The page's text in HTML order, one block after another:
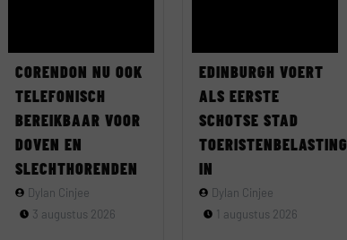
CORENDON NU OOK
TELEFONISCH
BEREIKBAAR VOOR
DOVEN EN
SLECHTHORENDEN
Dylan Cinjee
3 augustus 2026
EDINBURGH VOERT
ALS EERSTE
SCHOTSE STAD
TOERISTENBELASTING
IN
Dylan Cinjee
1 augustus 2026